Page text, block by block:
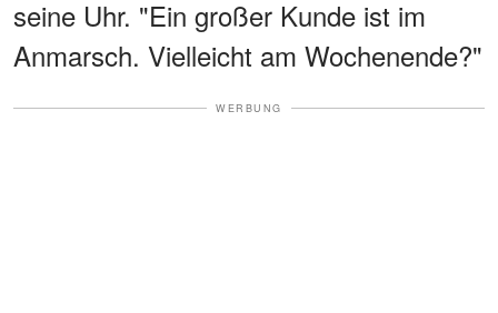
seine Uhr. "Ein großer Kunde ist im
Anmarsch. Vielleicht am Wochenende?"
WERBUNG